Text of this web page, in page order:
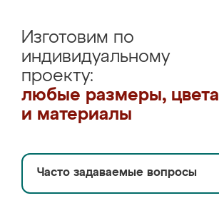
Изготовим по
индивидуальному
проекту:
любые размеры, цвета
и материалы
Часто задаваемые вопросы